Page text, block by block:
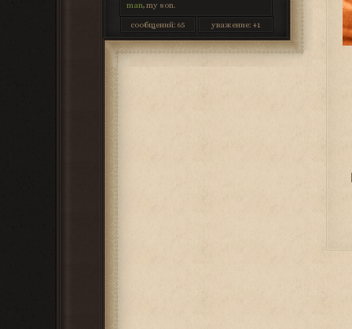
man, my son.
сообщений:65 уважение: +1